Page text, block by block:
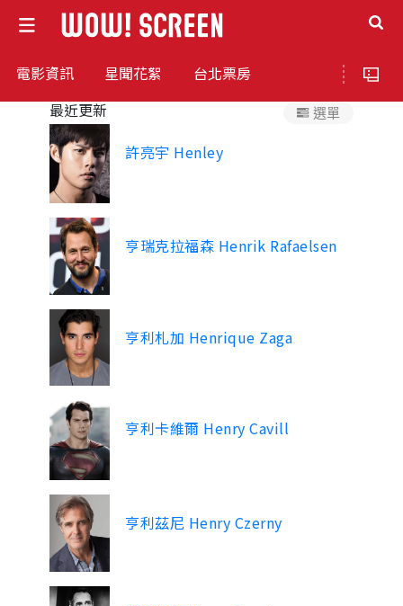
電影資訊 星聞花絮
台北票房
最近更新
許亮宇 Henley
亨瑞克拉福森 Henrik Rafaelsen
亨利札加 Henrique Zaga
亨利卡維爾 Henry Cavill
亨利茲尼 Henry Czerny